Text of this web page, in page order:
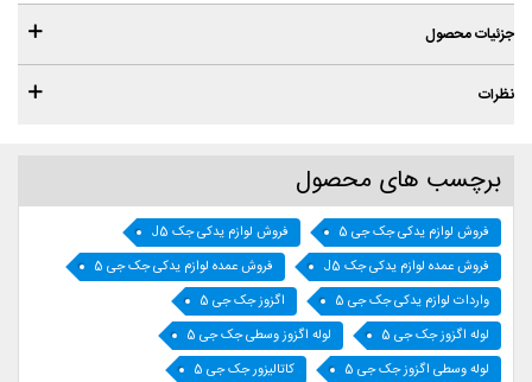
جزئیات محصول
نظرات
برچسب های محصول
فروش لوازم یدکی جک جی 5
فروش لوازم یدکی جک J5
فروش عمده لوازم یدکی جک J5
فروش عمده لوازم یدکی جک جی 5
واردات لوازم یدکی جک جی 5
اگزوز جک جی 5
لوله اگزوز جک جی 5
لوله اگزوز وسطی جک جی 5
لوله وسطی اگزوز جک جی 5
کاتالیزور جک جی 5